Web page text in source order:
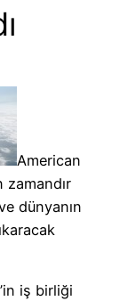
American
zamandır
dünyanın
iş birliği